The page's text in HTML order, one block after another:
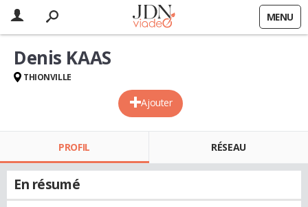
MENU
Ajouter
Denis KAAS
THIONVILLE
PROFIL RÉSEAU
En résumé